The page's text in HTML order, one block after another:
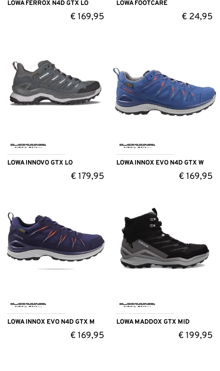
LOWA FERROX N4D GTX LO
€169,95
LOWA FOOTCARE
€ 24,95
LOWA INNOVO GTX LO
€179,95
LOWA INNOX EVO N4D GTX W
€169,95
LOWA INNOX EVO N4D GTX M
€169,95
LOWA MADDOX GTX MID
€199,95